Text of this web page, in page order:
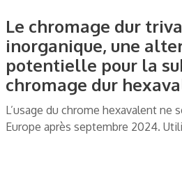
Le chromage dur
inorganique, une
potentielle pour la
chromage dur
L’usage du chrome hexavalent ne
Europe après septembre 2024.